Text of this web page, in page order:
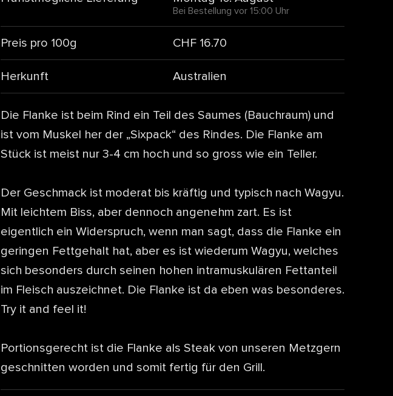
Bei Bestellung vor 15:00 Uhr
Preis pro 100g CHF 16.70
Herkunft Australien
Die Flanke ist beim Rind ein Teil des Saumes (Bauchraum) und
ist vom Muskel her der „Sixpack“ des Rindes. Die Flanke am
Stück ist meist nur 3-4 cm hoch und so gross wie ein Teller.
Der Geschmack ist moderat bis kräftig und typisch nach Wagyu.
Mit leichtem Biss, aber dennoch angenehm zart. Es ist
eigentlich ein Widerspruch, wenn man sagt, dass die Flanke ein
geringen Fettgehalt hat, aber es ist wiederum Wagyu, welches
sich besonders durch seinen hohen intramuskulären Fettanteil
im Fleisch auszeichnet. Die Flanke ist da eben was besonderes.
Try it and feel it!
Portionsgerecht ist die Flanke als Steak von unseren Metzgern
geschnitten worden und somit fertig für den Grill.